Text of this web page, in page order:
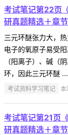
考试笔记第22页
研真题精选＋章节
三元环醚张力大，
电子的氧原子易受
（阳离子）、碱（
环，因此三元环醚 ...
考试资料学习笔记 本
考试笔记第21页
研真题精选＋章节